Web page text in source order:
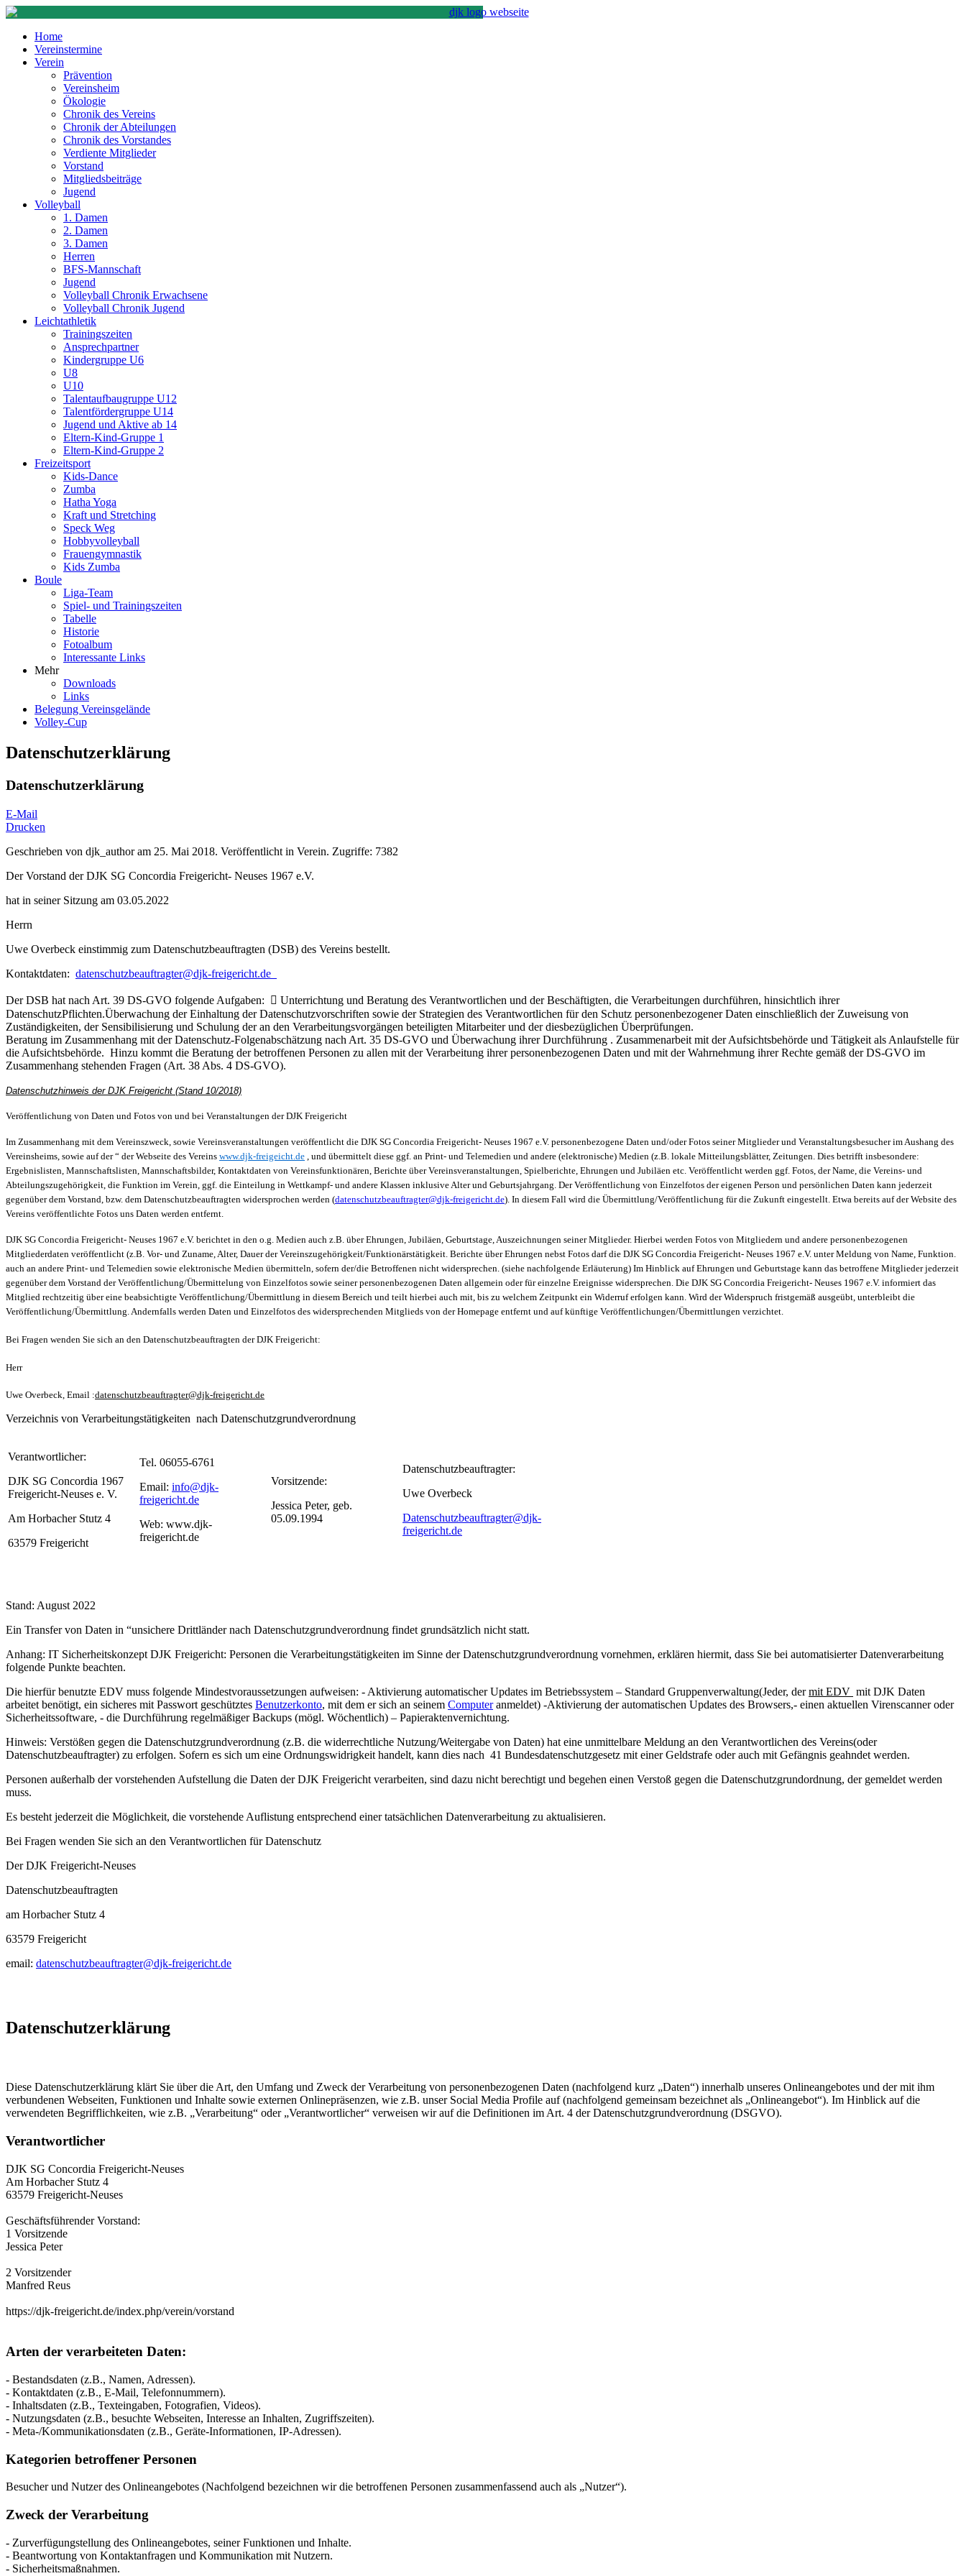
Home
Vereinstermine
Verein
Prävention
Vereinsheim
Ökologie
Chronik des Vereins
Chronik der Abteilungen
Chronik des Vorstandes
Verdiente Mitglieder
Vorstand
Mitgliedsbeiträge
Jugend
Volleyball
1. Damen
2. Damen
3. Damen
Herren
BFS-Mannschaft
Jugend
Volleyball Chronik Erwachsene
Volleyball Chronik Jugend
Leichtathletik
Trainingszeiten
Ansprechpartner
Kindergruppe U6
U8
U10
Talentaufbaugruppe U12
Talentfördergruppe U14
Jugend und Aktive ab 14
Eltern-Kind-Gruppe 1
Eltern-Kind-Gruppe 2
Freizeitsport
Kids-Dance
Zumba
Hatha Yoga
Kraft und Stretching
Speck Weg
Hobbyvolleyball
Frauengymnastik
Kids Zumba
Boule
Liga-Team
Spiel- und Trainingszeiten
Tabelle
Historie
Fotoalbum
Interessante Links
Mehr
Downloads
Links
Belegung Vereinsgelände
Volley-Cup
Datenschutzerklärung
Datenschutzerklärung
E-Mail
Drucken
Geschrieben von djk_authoram 25. Mai 2018. Veröffentlicht in Verein. Zugriffe: 7382
Der Vorstand der DJK SG Concordia Freigericht- Neuses 1967 e.V.
hat in seiner Sitzung am 03.05.2022
Herrn
Uwe Overbeck einstimmig zum Datenschutzbeauftragten (DSB) des Vereins bestellt.
Kontaktdaten: datenschutzbeauftragter@djk-freigericht.de
Der DSB hat nach Art. 39 DS-GVO folgende Aufgaben:  Unterrichtung und Beratung des Verantwortlichen und der Beschäftigten, die Verarbeitungen durchführen, hinsichtlich ihrer
DatenschutzPflichten.Überwachung der Einhaltung der Datenschutzvorschriften sowie der Strategien des Verantwortlichen für den Schutz personenbezogener Daten einschließlich der Zuweisung von
Zuständigkeiten, der Sensibilisierung und Schulung der an den Verarbeitungsvorgängen beteiligten Mitarbeiter und der diesbezüglichen Überprüfungen.
Beratung im Zusammenhang mit der Datenschutz-Folgenabschätzung nach Art. 35 DS-GVO und Überwachung ihrer Durchführung . Zusammenarbeit mit der Aufsichtsbehörde und Tätigkeit als Anlaufstelle für
die Aufsichtsbehörde. Hinzu kommt die Beratung der betroffenen Personen zu allen mit der Verarbeitung ihrer personenbezogenen Daten und mit der Wahrnehmung ihrer Rechte gemäß der DS-GVO im
Zusammenhang stehenden Fragen (Art. 38 Abs. 4 DS-GVO).
Datenschutzhinweis der DJK Freigericht (Stand 10/2018)
Veröffentlichung von Daten und Fotos von und bei Veranstaltungen der DJK Freigericht
Im Zusammenhang mit dem Vereinszweck, sowie Vereinsveranstaltungen veröffentlicht die DJK SG Concordia Freigericht- Neuses 1967 e.V. personenbezogene Daten und/oder Fotos seiner Mitglieder und Veranstaltungsbesucher im Aushang des
Vereinsheims, sowie auf der “ der Webseite des Vereins www.djk-freigeicht.de , und übermittelt diese ggf. an Print- und Telemedien und andere (elektronische) Medien (z.B. lokale Mitteilungsblätter, Zeitungen. Dies betrifft insbesondere:
Ergebnislisten, Mannschaftslisten, Mannschaftsbilder, Kontaktdaten von Vereinsfunktionären, Berichte über Vereinsveranstaltungen, Spielberichte, Ehrungen und Jubiläen etc. Veröffentlicht werden ggf. Fotos, der Name, die Vereins- und
Abteilungszugehörigkeit, die Funktion im Verein, ggf. die Einteilung in Wettkampf- und andere Klassen inklusive Alter und Geburtsjahrgang. Der Veröffentlichung von Einzelfotos der eigenen Person und persönlichen Daten kann jederzeit
gegenüber dem Vorstand, bzw. dem Datenschutzbeauftragten widersprochen werden (datenschutzbeauftragter@djk-freigericht.de). In diesem Fall wird die Übermittlung/Veröffentlichung für die Zukunft eingestellt. Etwa bereits auf der Website des
Vereins veröffentlichte Fotos uns Daten werden entfernt.
DJK SG Concordia Freigericht- Neuses 1967 e.V. berichtet in den o.g. Medien auch z.B. über Ehrungen, Jubiläen, Geburtstage, Auszeichnungen seiner Mitglieder. Hierbei werden Fotos von Mitgliedern und andere personenbezogenen
Mitgliederdaten veröffentlicht (z.B. Vor- und Zuname, Alter, Dauer der Vereinszugehörigkeit/Funktionärstätigkeit. Berichte über Ehrungen nebst Fotos darf die DJK SG Concordia Freigericht- Neuses 1967 e.V. unter Meldung von Name, Funktion.
auch an andere Print- und Telemedien sowie elektronische Medien übermitteln, sofern der/die Betroffenen nicht widersprechen. (siehe nachfolgende Erläuterung) Im Hinblick auf Ehrungen und Geburtstage kann das betroffene Mitglieder jederzeit
gegenüber dem Vorstand der Veröffentlichung/Übermittelung von Einzelfotos sowie seiner personenbezogenen Daten allgemein oder für einzelne Ereignisse widersprechen. Die DJK SG Concordia Freigericht- Neuses 1967 e.V. informiert das
Mitglied rechtzeitig über eine beabsichtigte Veröffentlichung/Übermittlung in diesem Bereich und teilt hierbei auch mit, bis zu welchem Zeitpunkt ein Widerruf erfolgen kann. Wird der Widerspruch fristgemäß ausgeübt, unterbleibt die
Veröffentlichung/Übermittlung. Andernfalls werden Daten und Einzelfotos des widersprechenden Mitglieds von der Homepage entfernt und auf künftige Veröffentlichungen/Übermittlungen verzichtet.
Bei Fragen wenden Sie sich an den Datenschutzbeauftragten der DJK Freigericht:
Herr
Uwe Overbeck, Email :datenschutzbeauftragter@djk-freigericht.de
Verzeichnis von Verarbeitungstätigkeiten nach Datenschutzgrundverordnung
Verantwortlicher:
DJK SG Concordia 1967
Freigericht-Neuses e. V.
Am Horbacher Stutz 4
63579 Freigericht
Tel. 06055-6761
Email: info@djk-
freigericht.de
Web: www.djk-
freigericht.de
Vorsitzende:
Jessica Peter, geb.
05.09.1994
Datenschutzbeauftragter:
Uwe Overbeck
Datenschutzbeauftragter@djk-
freigericht.de
Stand: August 2022
Ein Transfer von Daten in “unsichere Drittländer nach Datenschutzgrundverordnung findet grundsätzlich nicht statt.
Anhang: IT Sicherheitskonzept DJK Freigericht: Personen die Verarbeitungstätigkeiten im Sinne der Datenschutzgrundverordnung vornehmen, erklären hiermit, dass Sie bei automatisierter Datenverarbeitung
folgende Punkte beachten.
Die hierfür benutzte EDV muss folgende Mindestvoraussetzungen aufweisen: - Aktivierung automatischer Updates im Betriebssystem – Standard Gruppenverwaltung(Jeder, dermit EDV mit DJK Daten
arbeitet benötigt, ein sicheres mit Passwort geschütztes Benutzerkonto, mit dem er sich an seinem Computeranmeldet) -Aktivierung der automatischen Updates des Browsers,- einen aktuellen Virenscanner oder
Sicherheitssoftware, - die Durchführung regelmäßiger Backups (mögl. Wöchentlich) – Papieraktenvernichtung.
Hinweis: Verstößen gegen die Datenschutzgrundverordnung (z.B. die widerrechtliche Nutzung/Weitergabe von Daten) hat eine unmittelbare Meldung an den Verantwortlichen des Vereins(oder
Datenschutzbeauftragter) zu erfolgen. Sofern es sich um eine Ordnungswidrigkeit handelt, kann dies nach 41 Bundesdatenschutzgesetz mit einer Geldstrafe oder auch mit Gefängnis geahndet werden.
Personen außerhalb der vorstehenden Aufstellung die Daten der DJK Freigericht verarbeiten, sind dazu nicht berechtigt und begehen einen Verstoß gegen die Datenschutzgrundordnung, der gemeldet werden
muss.
Es besteht jederzeit die Möglichkeit, die vorstehende Auflistung entsprechend einer tatsächlichen Datenverarbeitung zu aktualisieren.
Bei Fragen wenden Sie sich an den Verantwortlichen für Datenschutz
Der DJK Freigericht-Neuses
Datenschutzbeauftragten
am Horbacher Stutz 4
63579 Freigericht
email: datenschutzbeauftragter@djk-freigericht.de
Datenschutzerklärung
Diese Datenschutzerklärung klärt Sie über die Art, den Umfang und Zweck der Verarbeitung von personenbezogenen Daten (nachfolgend kurz „Daten“) innerhalb unseres Onlineangebotes und der mit ihm
verbundenen Webseiten, Funktionen und Inhalte sowie externen Onlinepräsenzen, wie z.B. unser Social Media Profile auf (nachfolgend gemeinsam bezeichnet als „Onlineangebot“). Im Hinblick auf die
verwendeten Begrifflichkeiten, wie z.B. „Verarbeitung“ oder „Verantwortlicher“ verweisen wir auf die Definitionen im Art. 4 der Datenschutzgrundverordnung (DSGVO).
Verantwortlicher
DJK SG Concordia Freigericht-Neuses
Am Horbacher Stutz 4
63579 Freigericht-Neuses
Geschäftsführender Vorstand:
1 Vorsitzende
Jessica Peter
2 Vorsitzender
Manfred Reus
https://djk-freigericht.de/index.php/verein/vorstand
Arten der verarbeiteten Daten:
- Bestandsdaten (z.B., Namen, Adressen).
- Kontaktdaten (z.B., E-Mail, Telefonnummern).
- Inhaltsdaten (z.B., Texteingaben, Fotografien, Videos).
- Nutzungsdaten (z.B., besuchte Webseiten, Interesse an Inhalten, Zugriffszeiten).
- Meta-/Kommunikationsdaten (z.B., Geräte-Informationen, IP-Adressen).
Kategorien betroffener Personen
Besucher und Nutzer des Onlineangebotes (Nachfolgend bezeichnen wir die betroffenen Personen zusammenfassend auch als „Nutzer“).
Zweck der Verarbeitung
- Zurverfügungstellung des Onlineangebotes, seiner Funktionen und Inhalte.
- Beantwortung von Kontaktanfragen und Kommunikation mit Nutzern.
- Sicherheitsmaßnahmen.